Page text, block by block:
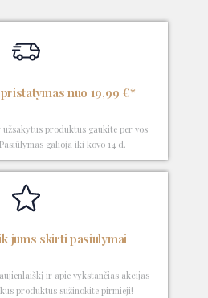
nuo 19,99 €*
produktus gaukite per vos
galioja iki kovo 14 d.
jums skirti pasiūlymai
ir apie vykstančias akcijas
produktus sužinokite pirmieji!